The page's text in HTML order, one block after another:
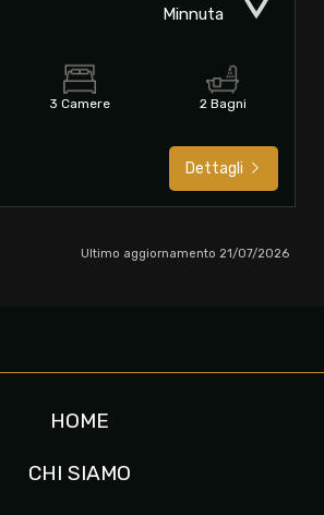
Minnuta
3 Camere 2 Bagni
Dettagli
Ultimo aggiornamento 21/07/2026
HOME
CHI SIAMO